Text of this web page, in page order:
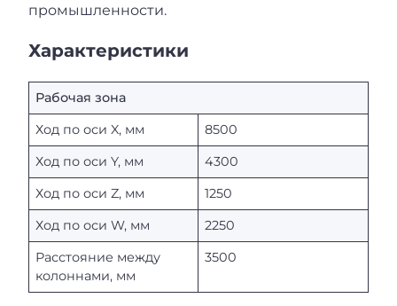
промышленности.
Характеристики
Рабочая зона
Ход по оси X, мм
8500
Ход по оси Y, мм
4300
Ход по оси Z, мм
1250
Ход по оси W, мм
2250
Расстояние между
колоннами, мм
3500